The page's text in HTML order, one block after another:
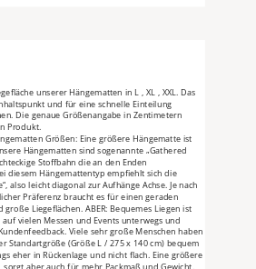
unserer Hängematten in L , XL , XXL. Das
und für eine schnelle Einteilung
Die genaue Größenangabe in Zentimetern
Produkt.
Größen: Eine größere Hängematte ist
Hängematten sind sogenannte „Gathered
Stoffbahn die an den Enden
diesem Hängemattentyp empfiehlt sich die
also leicht diagonal zur Aufhänge Achse. Je nach
Präferenz braucht es für einen geraden
große Liegeflächen. ABER: Bequemes Liegen ist
vielen Messen und Events unterwegs und
Viele sehr große Menschen haben
Standartgröße (Größe L / 275 x 140 cm) bequem
eher in Rückenlage und nicht flach. Eine größere
aber auch für mehr Packmaß und Gewicht.